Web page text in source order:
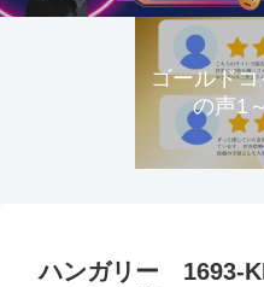
ゴールド
の声1
ハンガリー 1693-